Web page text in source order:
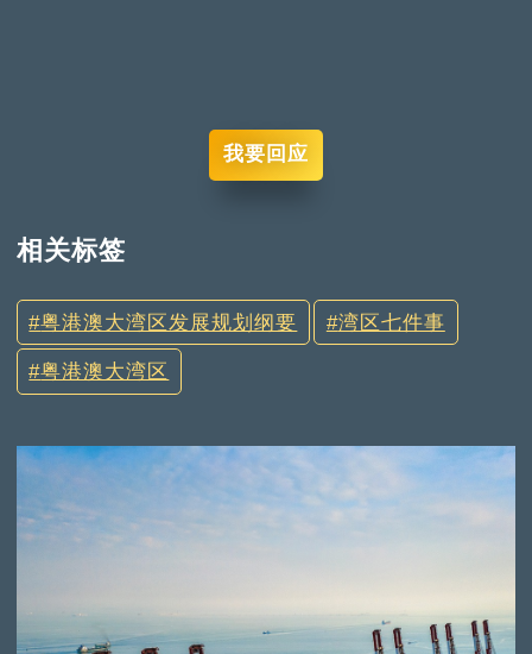
我要回应
相关标签
粤港澳大湾区发展规划纲要 湾区七件事
粤港澳大湾区